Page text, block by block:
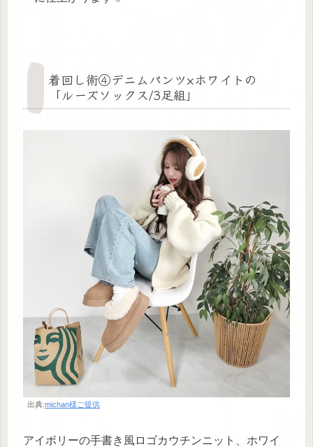
着回し術④デニムパンツ×ホワイトの
「ルーズソックス/3足組」
出典:michan様ご提供
アイボリーの手書き風ロゴカウチンニット、ホワイ